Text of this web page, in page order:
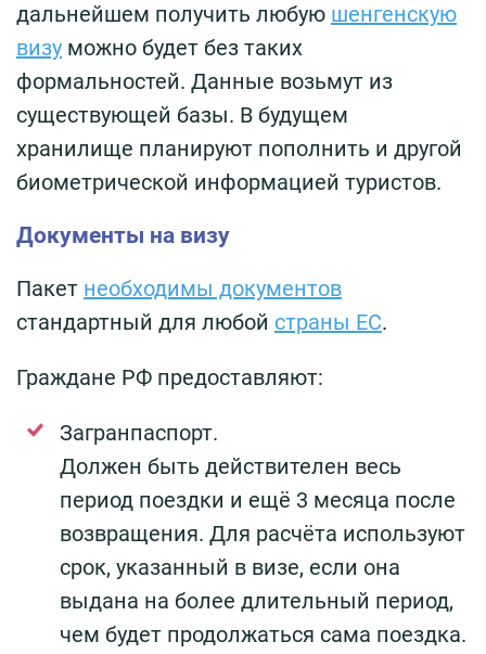
дальнейшем получить любую шенгенскую
визу можно будет без таких
формальностей. Данные возьмут из
существующей базы. В будущем
хранилище планируют пополнить и другой
биометрической информацией туристов.
Документы на визу
Пакет необходимы документов
стандартный для любой страны ЕС.
Граждане РФ предоставляют:
Загранпаспорт.
Должен быть действителен весь
период поездки и ещё 3 месяца после
возвращения. Для расчёта используют
срок, указанный в визе, если она
выдана на более длительный период,
чем будет продолжаться сама поездка.